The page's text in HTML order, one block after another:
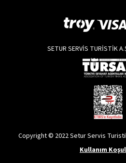
SETUR SERVİS TURİSTİK
Copyright © 2022 Setur Servis Turistik
Kullanım